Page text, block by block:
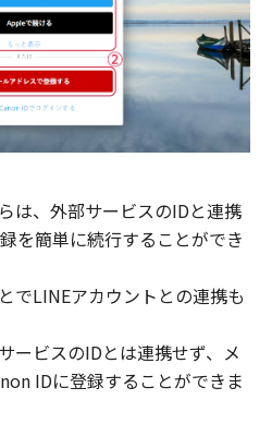
は、外部サービスのIDと連携
を簡単に続行することができ
でLINEアカウントとの連携も
ービスのIDとは連携せず、メ
IDに登録することができま